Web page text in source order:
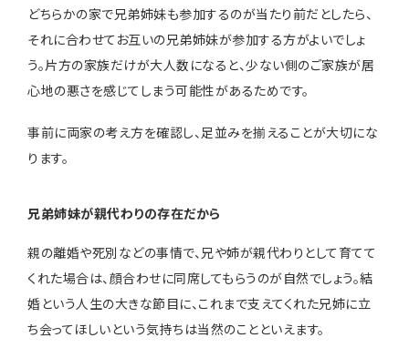
どちらかの家で兄弟姉妹も参加するのが当たり前だとしたら、
それに合わせてお互いの兄弟姉妹が参加する方がよいでしょ
う。片方の家族だけが大人数になると、少ない側のご家族が居
心地の悪さを感じてしまう可能性があるためです。
事前に両家の考え方を確認し、足並みを揃えることが大切にな
ります。
兄弟姉妹が親代わりの存在だから
親の離婚や死別などの事情で、兄や姉が親代わりとして育てて
くれた場合は、顔合わせに同席してもらうのが自然でしょう。結
婚という人生の大きな節目に、これまで支えてくれた兄姉に立
ち会ってほしいという気持ちは当然のことといえます。